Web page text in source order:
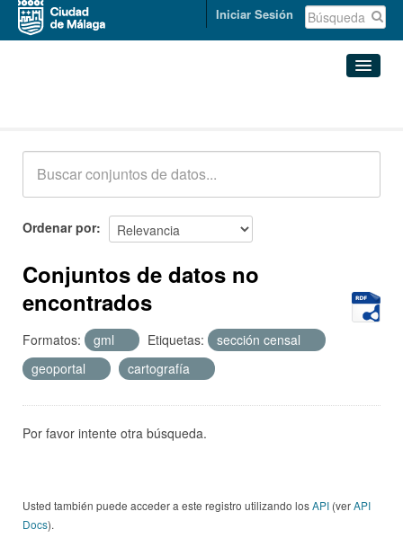
Iniciar Sesión
Acerca de
Ordenar por
Conjuntos de datos no
encontrados
Formatos: gml Etiquetas:
sección censal
geoportal
cartografía
Por favor intente otra búsqueda.
Usted también puede acceder a este registro utilizando losAPI (verAPI
Docs).